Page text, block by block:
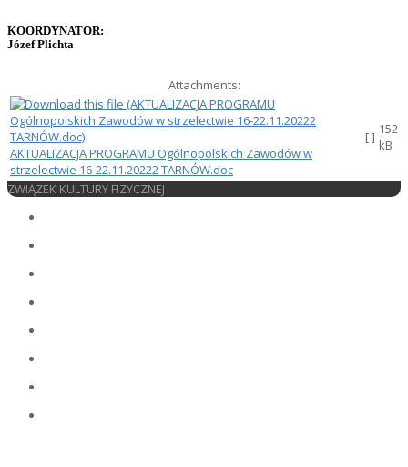
KOORDYNATOR:
Józef Plichta
Attachments:
AKTUALIZACJA PROGRAMU Ogólnopolskich Zawodów w
strzelectwie 16-22.11.20222 TARNÓW.doc
[ ] 152
kB
ZWIĄZEK KULTURY FIZYCZNEJ